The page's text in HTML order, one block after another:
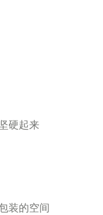
硬起来
装的空间